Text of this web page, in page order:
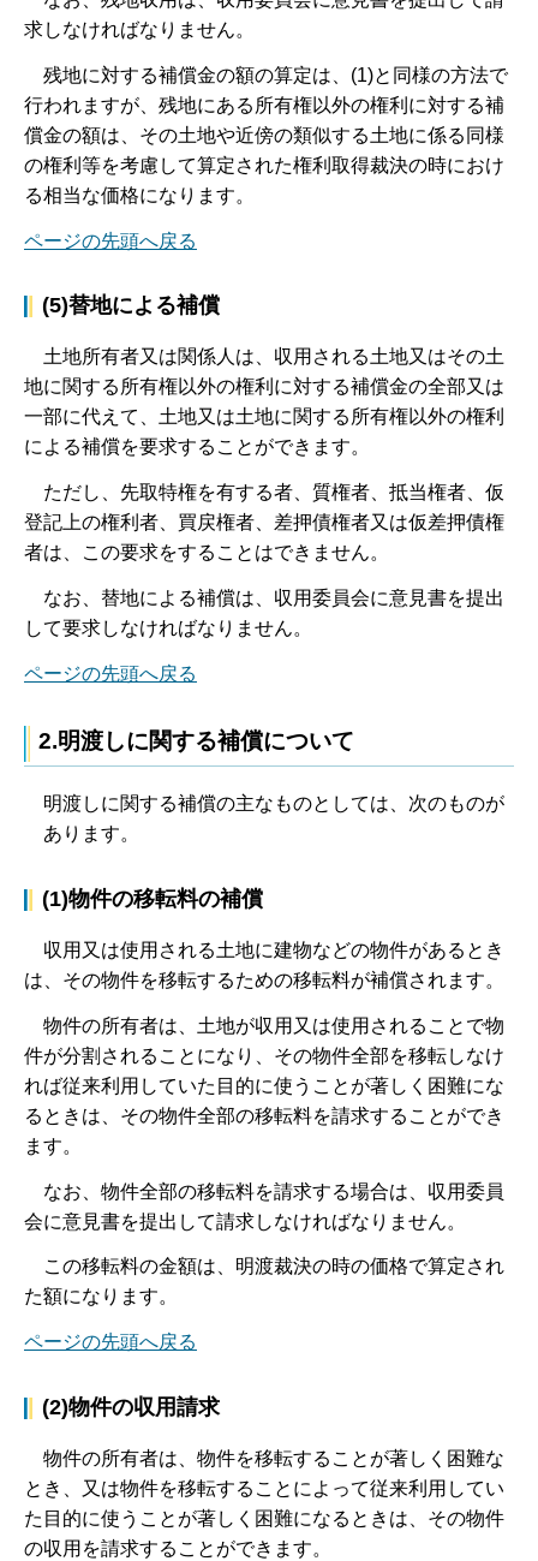
求しなければなりません。
残地に対する補償金の額の算定は、(1)と同様の方法で
行われますが、残地にある所有権以外の権利に対する補
償金の額は、その土地や近傍の類似する土地に係る同様
の権利等を考慮して算定された権利取得裁決の時におけ
る相当な価格になります。
ページの先頭へ戻る
(5)替地による補償
土地所有者又は関係人は、収用される土地又はその土
地に関する所有権以外の権利に対する補償金の全部又は
一部に代えて、土地又は土地に関する所有権以外の権利
による補償を要求することができます。
ただし、先取特権を有する者、質権者、抵当権者、仮
登記上の権利者、買戻権者、差押債権者又は仮差押債権
者は、この要求をすることはできません。
なお、替地による補償は、収用委員会に意見書を提出
して要求しなければなりません。
ページの先頭へ戻る
2.明渡しに関する補償について
明渡しに関する補償の主なものとしては、次のものが
あります。
(1)物件の移転料の補償
収 用又は使用される土地に建物などの物件があるとき
は、その物件を移転するための移転料が補償されます。
物件の所有者は、土地が収用又は使用されることで物
件が分割されることになり、その物件全部を移転しなけ
れば従来利用していた目的に使うことが著しく困難にな
るときは、その物件全部の移転料を請求することができ
ます。
なお、物件全部の移転料を請求する場合は、収用委員
会に意見書を提出して請求しなければなりません。
この移転料の金額は、明渡裁決の時の価格で算定され
た額になります。
ページの先頭へ戻る
(2)物件の収用請求
物件の所有者は、物件を移転することが著しく困難な
とき、又は物件を移転することによって従来利用してい
た目的に使うことが著しく困難になるときは、その物件
の収用を請求することができます。